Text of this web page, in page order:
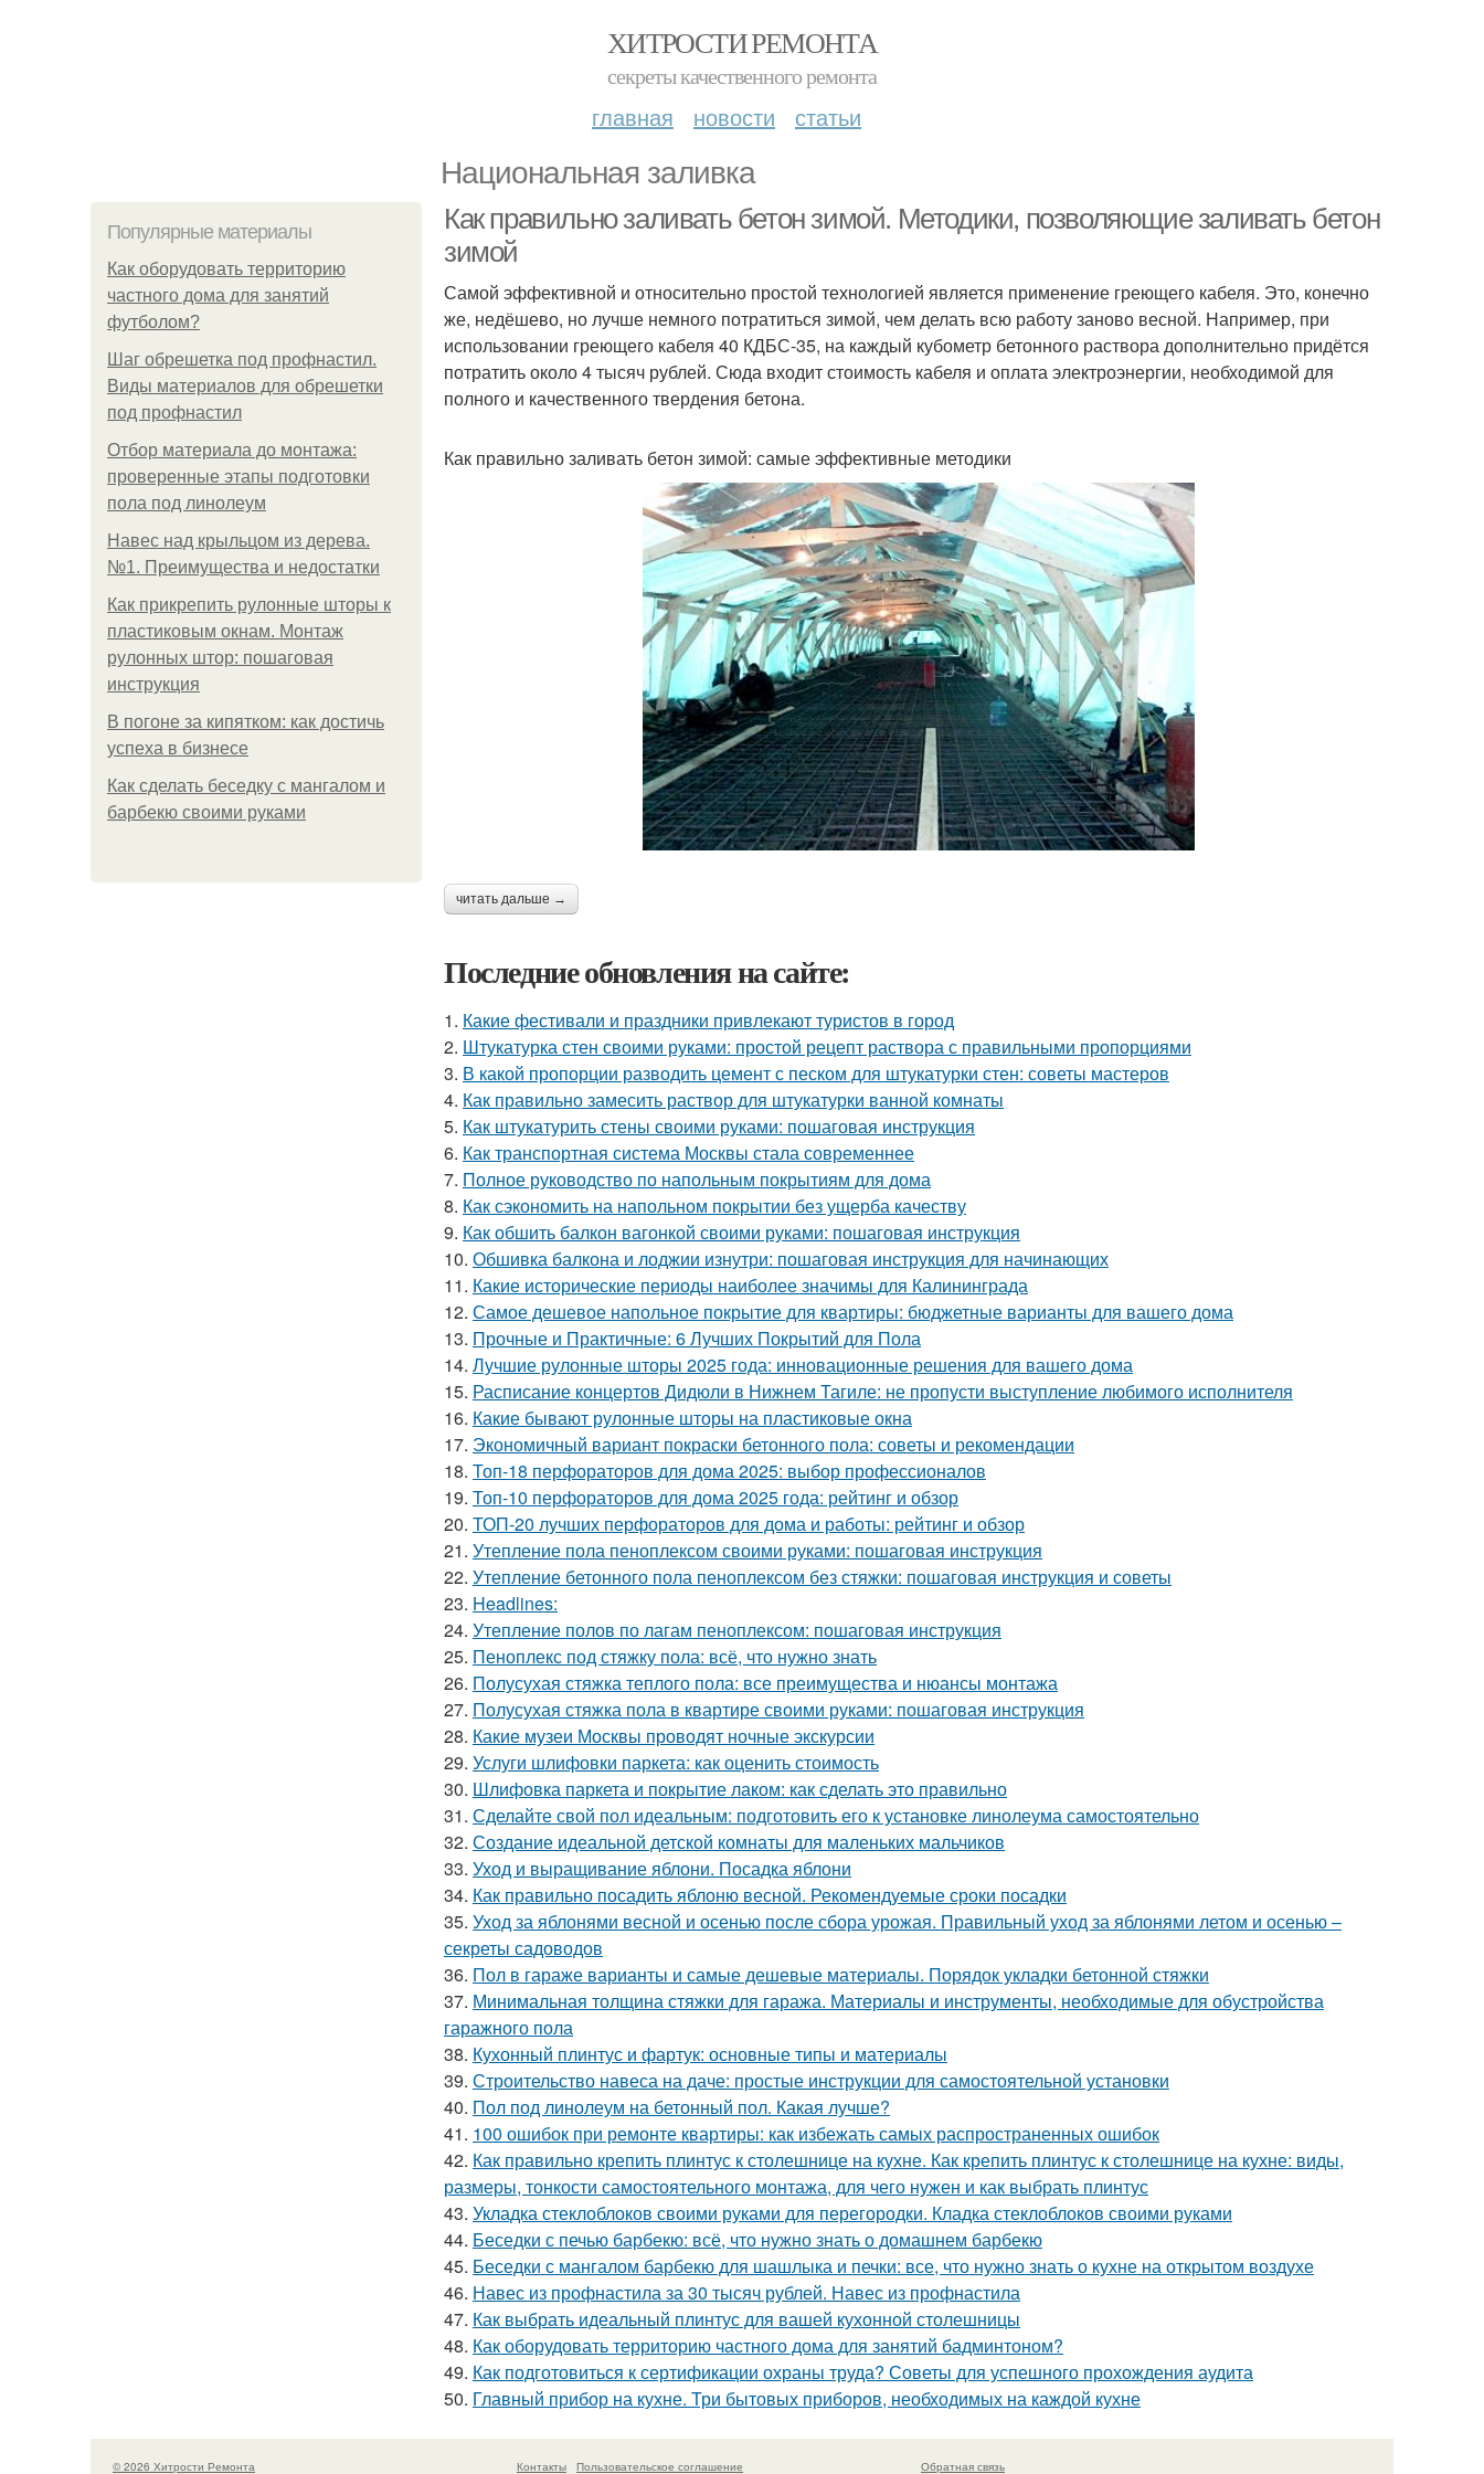
ХИТРОСТИ РЕМОНТА
секреты качественного ремонта
главная новости статьи
Национальная заливка
Популярные материалы
Как оборудовать территорию
частного дома для занятий
футболом?
Шаг обрешетка под профнастил.
Виды материалов для обрешетки
под профнастил
Отбор материала до монтажа:
проверенные этапы подготовки
пола под линолеум
Навес над крыльцом из дерева.
№1. Преимущества и недостатки
Как прикрепить рулонные шторы к
пластиковым окнам. Монтаж
рулонных штор: пошаговая
инструкция
В погоне за кипятком: как достичь
успеха в бизнесе
Как сделать беседку с мангалом и
барбекю своими руками
Как правильно заливать бетон зимой. Методики, позволяющие заливать бетон
зимой
Самой эффективной и относительно простой технологией является применение греющего кабеля. Это, конечно
же, недёшево, но лучше немного потратиться зимой, чем делать всю работу заново весной. Например, при
использовании греющего кабеля 40 КДБС-35, на каждый кубометр бетонного раствора дополнительно придётся
потратить около 4 тысяч рублей. Сюда входит стоимость кабеля и оплата электроэнергии, необходимой для
полного и качественного твердения бетона.
Как правильно заливать бетон зимой: самые эффективные методики
читать дальше →
Последние обновления на сайте:
1. Какие фестивали и праздники привлекают туристов в город
2. Штукатурка стен своими руками: простой рецепт раствора с правильными пропорциями
3. В какой пропорции разводить цемент с песком для штукатурки стен: советы мастеров
4. Как правильно замесить раствор для штукатурки ванной комнаты
5. Как штукатурить стены своими руками: пошаговая инструкция
6. Как транспортная система Москвы стала современнее
7. Полное руководство по напольным покрытиям для дома
8. Как сэкономить на напольном покрытии без ущерба качеству
9. Как обшить балкон вагонкой своими руками: пошаговая инструкция
10. Обшивка балкона и лоджии изнутри: пошаговая инструкция для начинающих
11. Какие исторические периоды наиболее значимы для Калининграда
12. Самое дешевое напольное покрытие для квартиры: бюджетные варианты для вашего дома
13. Прочные и Практичные: 6 Лучших Покрытий для Пола
14. Лучшие рулонные шторы 2025 года: инновационные решения для вашего дома
15. Расписание концертов Дидюли в Нижнем Тагиле: не пропусти выступление любимого исполнителя
16. Какие бывают рулонные шторы на пластиковые окна
17. Экономичный вариант покраски бетонного пола: советы и рекомендации
18. Топ-18 перфораторов для дома 2025: выбор профессионалов
19. Топ-10 перфораторов для дома 2025 года: рейтинг и обзор
20. ТОП-20 лучших перфораторов для дома и работы: рейтинг и обзор
21. Утепление пола пеноплексом своими руками: пошаговая инструкция
22. Утепление бетонного пола пеноплексом без стяжки: пошаговая инструкция и советы
23. Headlines:
24. Утепление полов по лагам пеноплексом: пошаговая инструкция
25. Пеноплекс под стяжку пола: всё, что нужно знать
26. Полусухая стяжка теплого пола: все преимущества и нюансы монтажа
27. Полусухая стяжка пола в квартире своими руками: пошаговая инструкция
28. Какие музеи Москвы проводят ночные экскурсии
29. Услуги шлифовки паркета: как оценить стоимость
30. Шлифовка паркета и покрытие лаком: как сделать это правильно
31. Сделайте свой пол идеальным: подготовить его к установке линолеума самостоятельно
32. Создание идеальной детской комнаты для маленьких мальчиков
33. Уход и выращивание яблони. Посадка яблони
34. Как правильно посадить яблоню весной. Рекомендуемые сроки посадки
35. Уход за яблонями весной и осенью после сбора урожая. Правильный уход за яблонями летом и осенью –
секреты садоводов
36. Пол в гараже варианты и самые дешевые материалы. Порядок укладки бетонной стяжки
37. Минимальная толщина стяжки для гаража. Материалы и инструменты, необходимые для обустройства
гаражного пола
38. Кухонный плинтус и фартук: основные типы и материалы
39. Строительство навеса на даче: простые инструкции для самостоятельной установки
40. Пол под линолеум на бетонный пол. Какая лучше?
41. 100 ошибок при ремонте квартиры: как избежать самых распространенных ошибок
42. Как правильно крепить плинтус к столешнице на кухне. Как крепить плинтус к столешнице на кухне: виды,
размеры, тонкости самостоятельного монтажа, для чего нужен и как выбрать плинтус
43. Укладка стеклоблоков своими руками для перегородки. Кладка стеклоблоков своими руками
44. Беседки с печью барбекю: всё, что нужно знать о домашнем барбекю
45. Беседки с мангалом барбекю для шашлыка и печки: все, что нужно знать о кухне на открытом воздухе
46. Навес из профнастила за 30 тысяч рублей. Навес из профнастила
47. Как выбрать идеальный плинтус для вашей кухонной столешницы
48. Как оборудовать территорию частного дома для занятий бадминтоном?
49. Как подготовиться к сертификации охраны труда? Советы для успешного прохождения аудита
50. Главный прибор на кухне. Три бытовых приборов, необходимых на каждой кухне
© 2026 Хитрости Ремонта Контакты Пользовательское соглашение Обратная связь